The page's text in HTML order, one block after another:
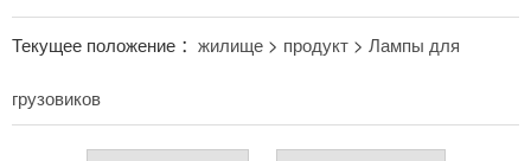
Текущее положение ： жилище > продукт > Лампы для
грузовиков